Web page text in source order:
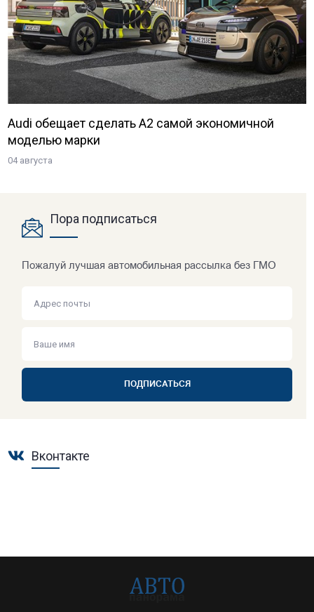
Audi обещает сделать A2 самой экономичной
моделью марки
04 августа
Пора подписаться
Пожалуй лучшая автомобильная рассылка без ГМО
ПОДПИСАТЬСЯ
Вконтакте